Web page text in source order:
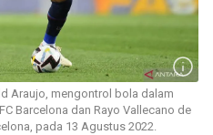
Araujo, mengontrol bola dalam
Barcelona dan Rayo Vallecano de
pada 13 Agustus 2022.